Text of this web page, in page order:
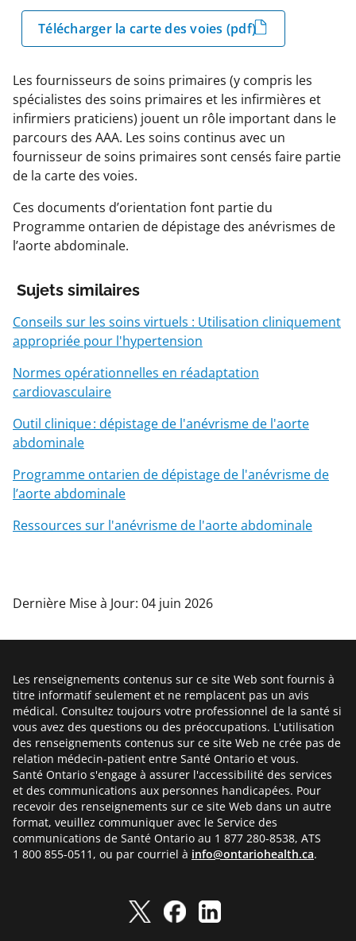
Télécharger la carte des voies (pdf)
Les fournisseurs de soins primaires (y compris les
spécialistes des soins primaires et les infirmières et
infirmiers praticiens) jouent un rôle important dans le
parcours des AAA. Les soins continus avec un
fournisseur de soins primaires sont censés faire partie
de la carte des voies.
Ces documents d’orientation font partie du
Programme ontarien de dépistage des anévrismes de
l’aorte abdominale.
Sujets similaires
Conseils sur les soins virtuels : Utilisation cliniquement
appropriée pour l'hypertension
Normes opérationnelles en réadaptation
cardiovasculaire
Outil clinique : dépistage de l'anévrisme de l'aorte
abdominale
Programme ontarien de dépistage de l'anévrisme de
l’aorte abdominale
Ressources sur l'anévrisme de l'aorte abdominale
Dernière Mise à Jour: 04 juin 2026
Les renseignements contenus sur ce site Web sont fournis à
titre informatif seulement et ne remplacent pas un avis
médical. Consultez toujours votre professionnel de la santé si
vous avez des questions ou des préoccupations. L'utilisation
des renseignements contenus sur ce site Web ne crée pas de
relation médecin-patient entre Santé Ontario et vous.
Santé Ontario s'engage à assurer l'accessibilité des services
et des communications aux personnes handicapées. Pour
recevoir des renseignements sur ce site Web dans un autre
format, veuillez communiquer avec le Service des
communications de Santé Ontario au 1 877 280-8538, ATS
1 800 855-0511, ou par courriel à info@ontariohealth.ca.